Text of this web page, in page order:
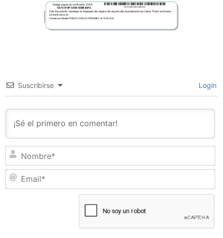
Suscribirse Login